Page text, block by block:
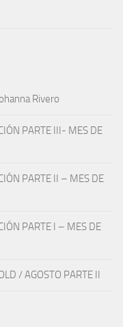
Rivero
PARTE III- MES DE
PARTE II – MES DE
PARTE I – MES DE
/ AGOSTO PARTE II